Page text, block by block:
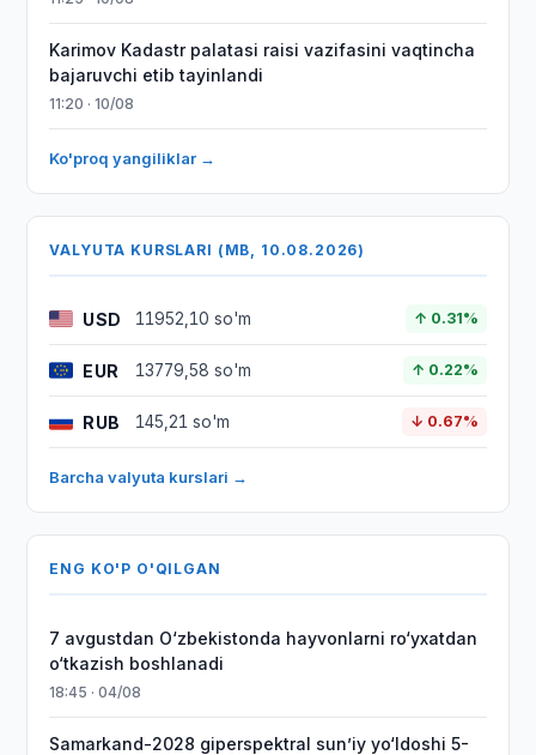
Karimov Kadastr palatasi raisi vazifasini vaqtincha
bajaruvchi etib tayinlandi
11:20 · 10/08
Ko'proq yangiliklar →
VALYUTA KURSLARI (MB, 10.08.2026)
USD 11952,10 so'm ↑ 0.31%
EUR 13779,58 so'm ↑ 0.22%
RUB 145,21 so'm ↓ 0.67%
Barcha valyuta kurslari →
ENG KO'P O'QILGAN
7 avgustdan O‘zbekistonda hayvonlarni ro‘yxatdan
o‘tkazish boshlanadi
18:45 · 04/08
Samarkand-2028 giperspektral sun’iy yo‘ldoshi 5-